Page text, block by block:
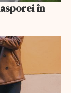
în